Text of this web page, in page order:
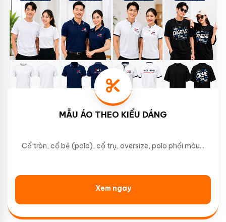
MẪU ÁO THEO KIỂU DÁNG
Cổ tròn, cổ bẻ (polo), cổ trụ, oversize, polo phối màu...
Xem ngay